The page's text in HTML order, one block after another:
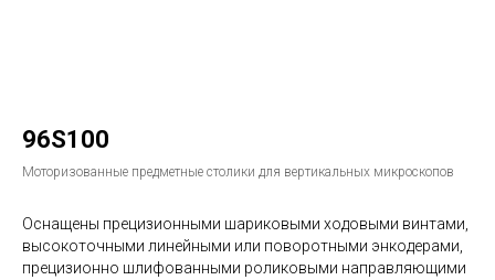
96S100
Моторизованные предметные столики для вертикальных микроскопов
Оснащены прецизионными шариковыми ходовыми винтами,
высокоточными линейными или поворотными энкодерами,
прецизионно шлифованными роликовыми направляющими